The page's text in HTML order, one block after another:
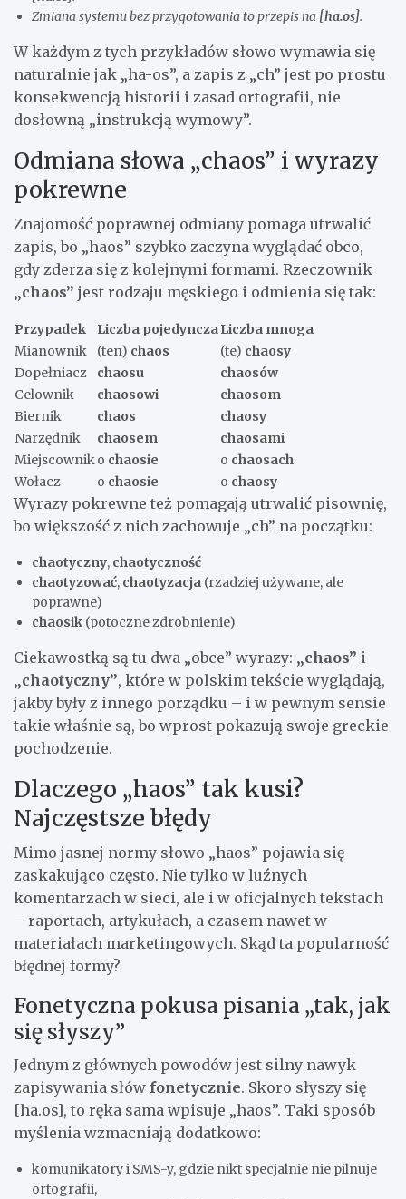
Zmiana systemu bez przygotowania to przepis na [ha.os].
W każdym z tych przykładów słowo wymawia się
naturalnie jak „ha-os”, a zapis z „ch” jest po prostu
konsekwencją historii i zasad ortografii, nie
dosłowną „instrukcją wymowy”.
Odmiana słowa „chaos” i wyrazy
pokrewne
Znajomość poprawnej odmiany pomaga utrwalić
zapis, bo „haos” szybko zaczyna wyglądać obco,
gdy zderza się z kolejnymi formami. Rzeczownik
„chaos” jest rodzaju męskiego i odmienia się tak:
Przypadek Liczba pojedynczaLiczba mnoga
Mianownik
(ten) chaos (te) chaosy
Dopełniacz
chaosu
chaosów
Celownik
chaosowi
chaosom
Biernik
chaos
chaosy
Narzędnik
chaosem
chaosami
Miejscowniko chaosie o chaosach
Wołacz
o chaosie o chaosy
Wyrazy pokrewne też pomagają utrwalić pisownię,
bo większość z nich zachowuje „ch” na początku:
chaotyczny, chaotyczność
chaotyzować, chaotyzacja (rzadziej używane, ale
poprawne)
chaosik (potoczne zdrobnienie)
Ciekawostką są tu dwa „obce” wyrazy: „chaos” i
„chaotyczny”, które w polskim tekście wyglądają,
jakby były z innego porządku – i w pewnym sensie
takie właśnie są, bo wprost pokazują swoje greckie
pochodzenie.
Dlaczego „haos” tak kusi?
Najczęstsze błędy
Mimo jasnej normy słowo „haos” pojawia się
zaskakująco często. Nie tylko w luźnych
komentarzach w sieci, ale i w oficjalnych tekstach
– raportach, artykułach, a czasem nawet w
materiałach marketingowych. Skąd ta popularność
błędnej formy?
Fonetyczna pokusa pisania „tak, jak
się słyszy”
Jednym z głównych powodów jest silny nawyk
zapisywania słów fonetycznie. Skoro słyszy się
[ha.os], to ręka sama wpisuje „haos”. Taki sposób
myślenia wzmacniają dodatkowo:
komunikatory i SMS-y, gdzie nikt specjalnie nie pilnuje
ortografii,